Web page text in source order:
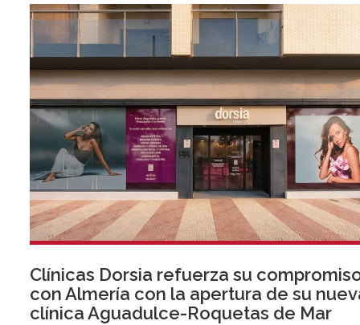
Clínicas Dorsia refuerza su
con Almería con la apertura de su
clínica Aguadulce-Roquetas de Mar